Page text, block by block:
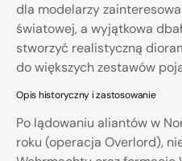
dla modelarzy
światowej, a wyjątkowa
stworzyć realistyczną
do większych zestawów
Opis historyczny i zastosowanie
Po lądowaniu aliantów w
roku (operacja Overlord),